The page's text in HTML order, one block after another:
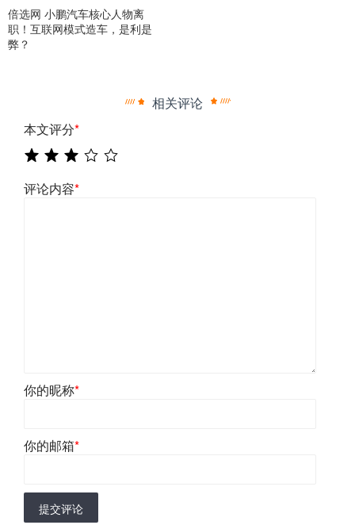
倍选网 小鹏汽车核心人物离
职！互联网模式造车，是利是
弊？
相关评论
本文评分*
评论内容*
你的昵称*
你的邮箱*
提交评论